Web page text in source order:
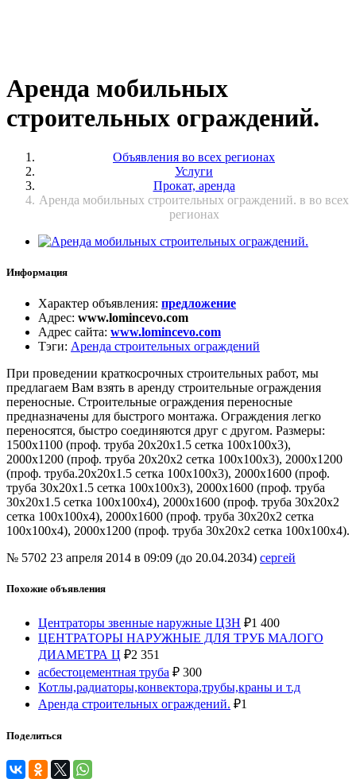
Аренда мобильных
строительных ограждений.
Объявления во всех регионах
Услуги
Прокат, аренда
Аренда мобильных строительных ограждений. в во всех
регионах
Информация
Характер объявления: предложение
Адрес: www.lomincevo.com
Адрес сайта: www.lomincevo.com
Тэги: Аренда строительных ограждений
При проведении краткосрочных строительных работ, мы
предлагаем Вам взять в аренду строительные ограждения
переносные. Строительные ограждения переносные
предназначены для быстрого монтажа. Ограждения легко
переносятся, быстро соединяются друг с другом. Размеры:
1500х1100 (проф. труба 20х20х1.5 сетка 100х100х3),
2000х1200 (проф. труба 20х20х2 сетка 100х100х3), 2000х1200
(проф. труба.20х20х1.5 сетка 100х100х3), 2000х1600 (проф.
труба 30х20х1.5 сетка 100х100х3), 2000х1600 (проф. труба
30х20х1.5 сетка 100х100х4), 2000х1600 (проф. труба 30х20х2
сетка 100х100х4), 2000х1600 (проф. труба 30х20х2 сетка
100х100х4), 2000х1200 (проф. труба 30х20х2 сетка 100х100х4).
№ 5702 23 апреля 2014 в 09:09 (до 20.04.2034) сергей
Похожие объявления
Центраторы звенные наружные ЦЗН ₽1 400
ЦЕНТРАТОРЫ НАРУЖНЫЕ ДЛЯ ТРУБ МАЛОГО
ДИАМЕТРА Ц ₽2 351
асбестоцементная труба ₽ 300
Котлы,радиаторы,конвектора,трубы,краны и т.д
Аренда строительных ограждений. ₽1
Поделиться